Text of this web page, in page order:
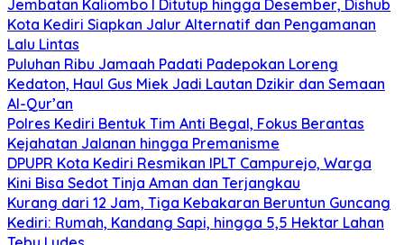
Jembatan Kaliombo I Ditutup hingga Desember, Dishub
Kota Kediri Siapkan Jalur Alternatif dan Pengamanan
Lalu Lintas
Puluhan Ribu Jamaah Padati Padepokan Loreng
Kedaton, Haul Gus Miek Jadi Lautan Dzikir dan Semaan
Al-Qur’an
Polres Kediri Bentuk Tim Anti Begal, Fokus Berantas
Kejahatan Jalanan hingga Premanisme
DPUPR Kota Kediri Resmikan IPLT Campurejo, Warga
Kini Bisa Sedot Tinja Aman dan Terjangkau
Kurang dari 12 Jam, Tiga Kebakaran Beruntun Guncang
Kediri: Rumah, Kandang Sapi, hingga 5,5 Hektar Lahan